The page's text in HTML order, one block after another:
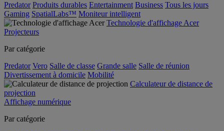
Predator Produits durables Entertainment Business Tous les jours
Gaming SpatialLabs™ Moniteur intelligent
Technologie d'affichage Acer
Projecteurs
Par catégorie
Predator Vero Salle de classe Grande salle Salle de réunion
Divertissement à domicile Mobilité
Calculateur de distance de
projection
Affichage numérique
Par catégorie